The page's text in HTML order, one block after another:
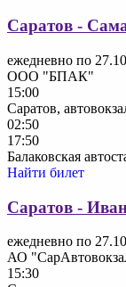
Саратов -
ежедневно по 27.10
ООО "БПАК"
15:00
Саратов,
02:50
17:50
Балаковская
Найти билет
Саратов -
ежедневно по 27.10
АО
15:30